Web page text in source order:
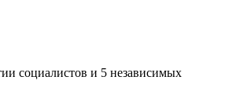
социалистов и 5 независимых